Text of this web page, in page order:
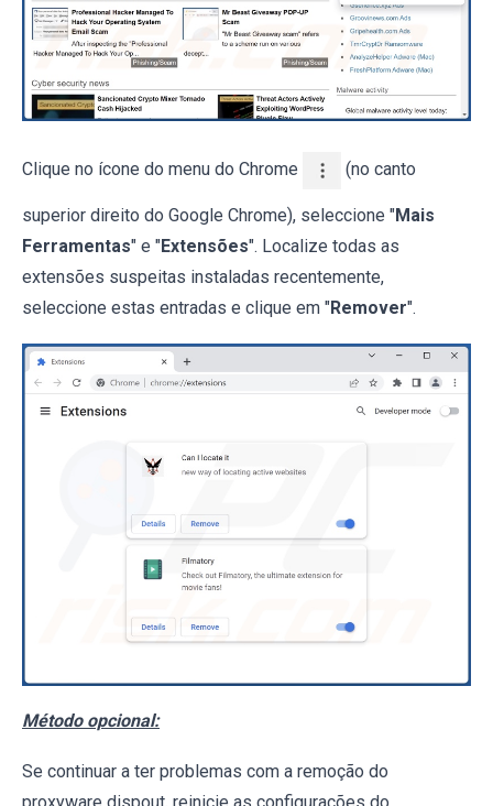
Clique no ícone do menu do Chrome (no canto
superior direito do Google Chrome), seleccione "Mais
Ferramentas" e "Extensões". Localize todas as
extensões suspeitas instaladas recentemente,
seleccione estas entradas e clique em "Remover".
Método opcional:
Se continuar a ter problemas com a remoção do